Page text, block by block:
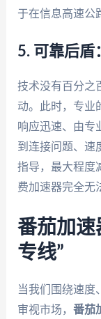
于在信息高速公
5. 可靠后盾
技术没有百分之
动。此时，专业
响应迅速、由专
到连接问题、速
指导，最大程度
费加速器完全无
番茄加速
专线”
当我们围绕速度
审视市场， 番茄